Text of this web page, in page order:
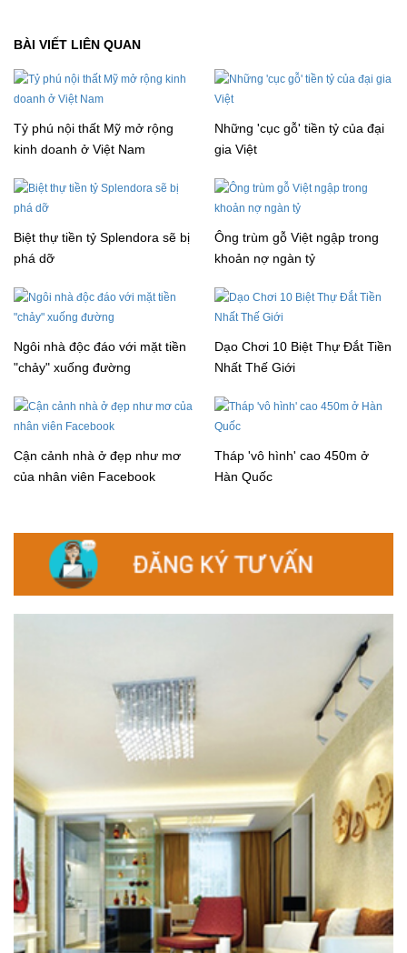
BÀI VIẾT LIÊN QUAN
Tỷ phú nội thất Mỹ mở rộng
kinh doanh ở Việt Nam
Những 'cục gỗ' tiền tỷ của đại
gia Việt
Biệt thự tiền tỷ Splendora sẽ bị
phá dỡ
Ông trùm gỗ Việt ngập trong
khoản nợ ngàn tỷ
Ngôi nhà độc đáo với mặt tiền
"chảy" xuống đường
Dạo Chơi 10 Biệt Thự Đắt Tiền
Nhất Thế Giới
Cận cảnh nhà ở đẹp như mơ
của nhân viên Facebook
Tháp 'vô hình' cao 450m ở
Hàn Quốc